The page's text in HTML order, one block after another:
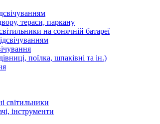
тераси, паркану
на сонячній батареї
поїлка, шпаківні та ін.)
світильники
інструменти